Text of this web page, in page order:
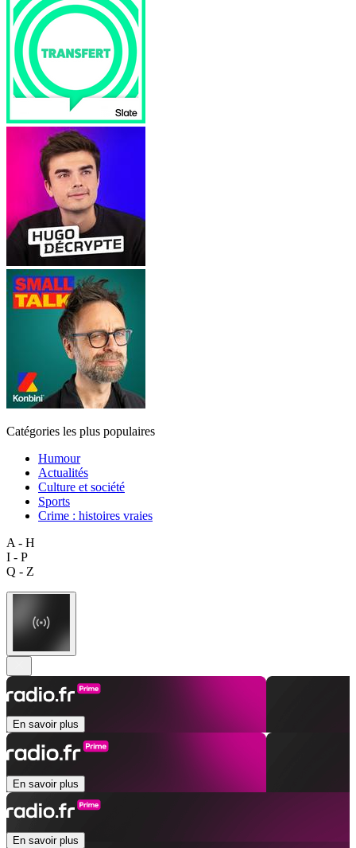
Catégories les plus populaires
Humour
Actualités
Culture et société
Sports
Crime : histoires vraies
A - H
I - P
Q - Z
En savoir plus
En savoir plus
En savoir plus